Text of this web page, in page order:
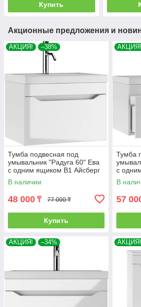
Купить
Акционные предложения и
АКЦИЯ! –38%
Тумба подвесная под
умывальник "Радуга 60" Ева
с одним ящиком В1 Айсберг
В наличии
48 000 ₸ 77 000 ₸
Купить
АКЦИЯ!
Тумба
с
В
57
АКЦИЯ! –34% АКЦИЯ!